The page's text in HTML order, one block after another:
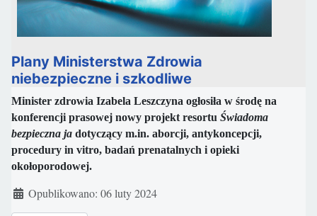
Plany Ministerstwa Zdrowia
niebezpieczne i szkodliwe
Minister zdrowia Izabela Leszczyna ogłosiła w środę na
konferencji prasowej nowy projekt resortu Świadoma
bezpieczna ja dotyczący m.in. aborcji, antykoncepcji,
procedury in vitro, badań prenatalnych i opieki
okołoporodowej.
Szczegóły
Opublikowano: 06 luty 2024